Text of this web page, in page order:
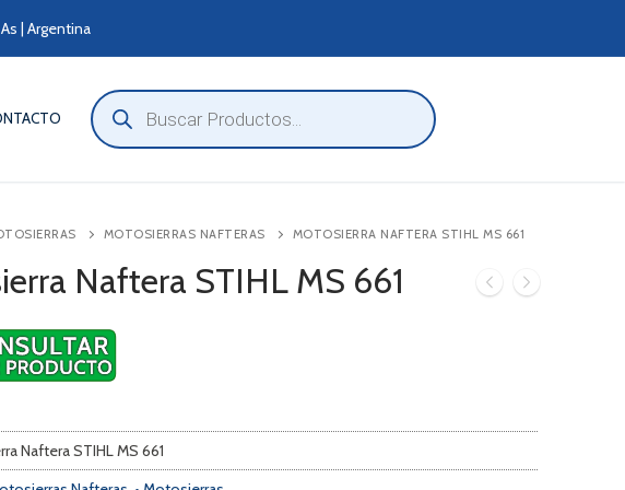
| Argentina
Búsqueda
de
productos
MOTOSIERRAS NAFTERAS MOTOSIERRA NAFTERA STIHL MS 661
Naftera STIHL MS 661
Naftera STIHL MS 661